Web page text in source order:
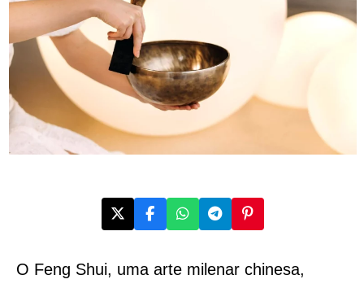
O Feng Shui, uma arte milenar chinesa,